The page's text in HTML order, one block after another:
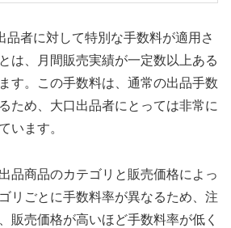
品者に対して特別な手数料が適用さ
は、月間販売実績が一定数以上ある
す。この手数料は、通常の出品手数
ため、大口出品者にとっては非常に
います。
品商品のカテゴリと販売価格によっ
リごとに手数料率が異なるため、注
販売価格が高いほど手数料率が低く